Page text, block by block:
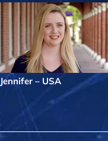
Jennifer – USA